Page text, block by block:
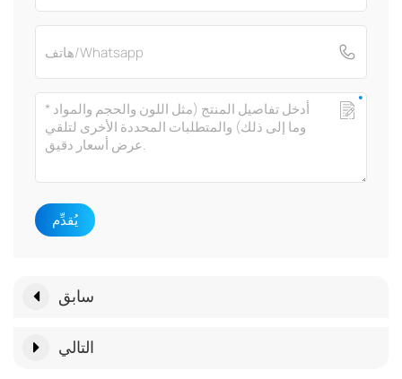
يُقدِّم
سابق
التالي